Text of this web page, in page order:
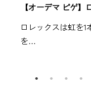
【オーデマ ピゲ
ロレックスは虹を
を…